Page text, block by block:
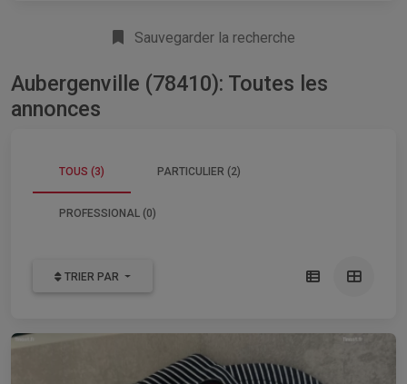
Sauvegarder la recherche
Aubergenville (78410): Toutes les
annonces
TOUS (3) PARTICULIER (2)
PROFESSIONAL (0)
TRIER PAR